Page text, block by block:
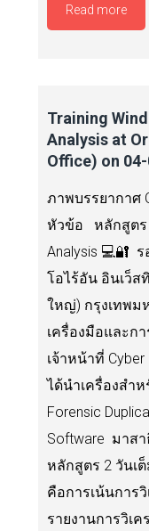
Read more
Training
Analysis at
Office) on
ภาพบรรยากาศ
หัวข้อ หลักสูตร
Analysis 💻🔐
โอไร้อัน อินเว็ส
ใหญ่) กรุงเทพม
เครื่องมือและก
เจ้าหน้าที่
ได้นำเครื่องสำ
Forensic
Software มาส
หลักสูตร 2 วันเ
คือการเน้นการ
รายงานการวิเ